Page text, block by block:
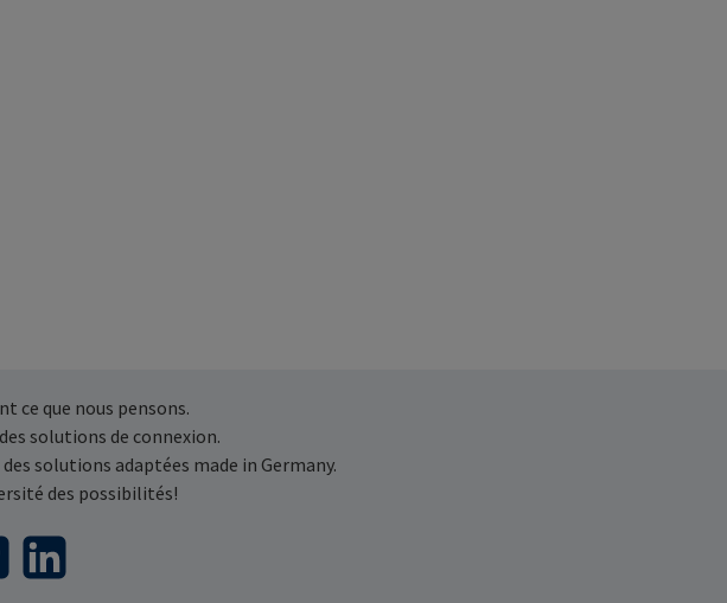
ce que nous pensons.
solutions de connexion.
solutions adaptées made in Germany.
des possibilités!
LinkedIn